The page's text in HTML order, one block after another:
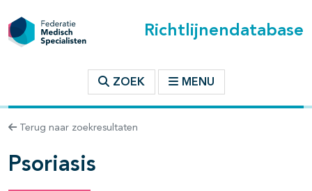
Richtlijnendatabase
ZOEK MENU
Terug naar zoekresultaten
Psoriasis
binnen deze richtlijn